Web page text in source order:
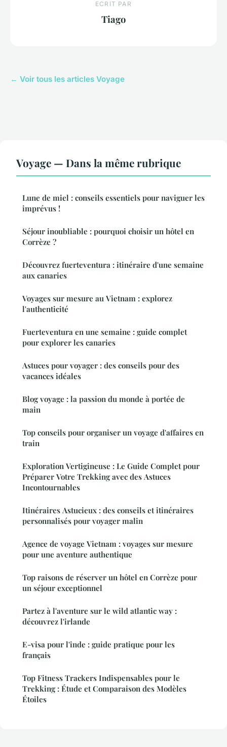
ECRIT PAR
Tiago
← Voir tous les articles Voyage
Voyage — Dans la même rubrique
Lune de miel : conseils essentiels pour naviguer les
imprévus !
Séjour inoubliable : pourquoi choisir un hôtel en
Corrèze ?
Découvrez fuerteventura : itinéraire d'une semaine
aux canaries
Voyages sur mesure au Vietnam : explorez
l'authenticité
Fuerteventura en une semaine : guide complet
pour explorer les canaries
Astuces pour voyager : des conseils pour des
vacances idéales
Blog voyage : la passion du monde à portée de
main
Top conseils pour organiser un voyage d'affaires en
train
Exploration Vertigineuse : Le Guide Complet pour
Préparer Votre Trekking avec des Astuces
Incontournables
Itinéraires Astucieux : des conseils et itinéraires
personnalisés pour voyager malin
Agence de voyage Vietnam : voyages sur mesure
pour une aventure authentique
Top raisons de réserver un hôtel en Corrèze pour
un séjour exceptionnel
Partez à l'aventure sur le wild atlantic way :
découvrez l'irlande
E-visa pour l'inde : guide pratique pour les
français
Top Fitness Trackers Indispensables pour le
Trekking : Étude et Comparaison des Modèles
Étoiles